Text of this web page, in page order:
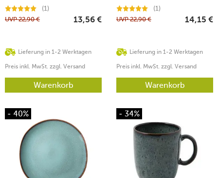
(1)
Lieferung in 1-2 Werktagen
UVP22,90 € 13,56 €
Preis inkl. MwSt. zzgl. Versand
Warenkorb
(1)
Lieferung in 1-2 Werktagen
UVP22,90 € 14,15 €
Preis inkl. MwSt. zzgl. Versand
Warenkorb
- 40% - 34%